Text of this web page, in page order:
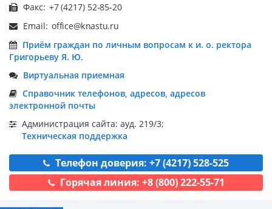
Факс:
Email:
Приём граждан по личным вопросам к и. о. ректора
Григорьеву Я. Ю.
Виртуальная приемная
Справочник телефонов, адресов, адресов
электронной почты
Администрация сайта: ауд. 219/3;
Техническая поддержка
Телефон доверия: +7 (4217) 528-525
Горячая линия: +8 (800) 222-55-71